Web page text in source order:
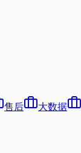
售后 大数据